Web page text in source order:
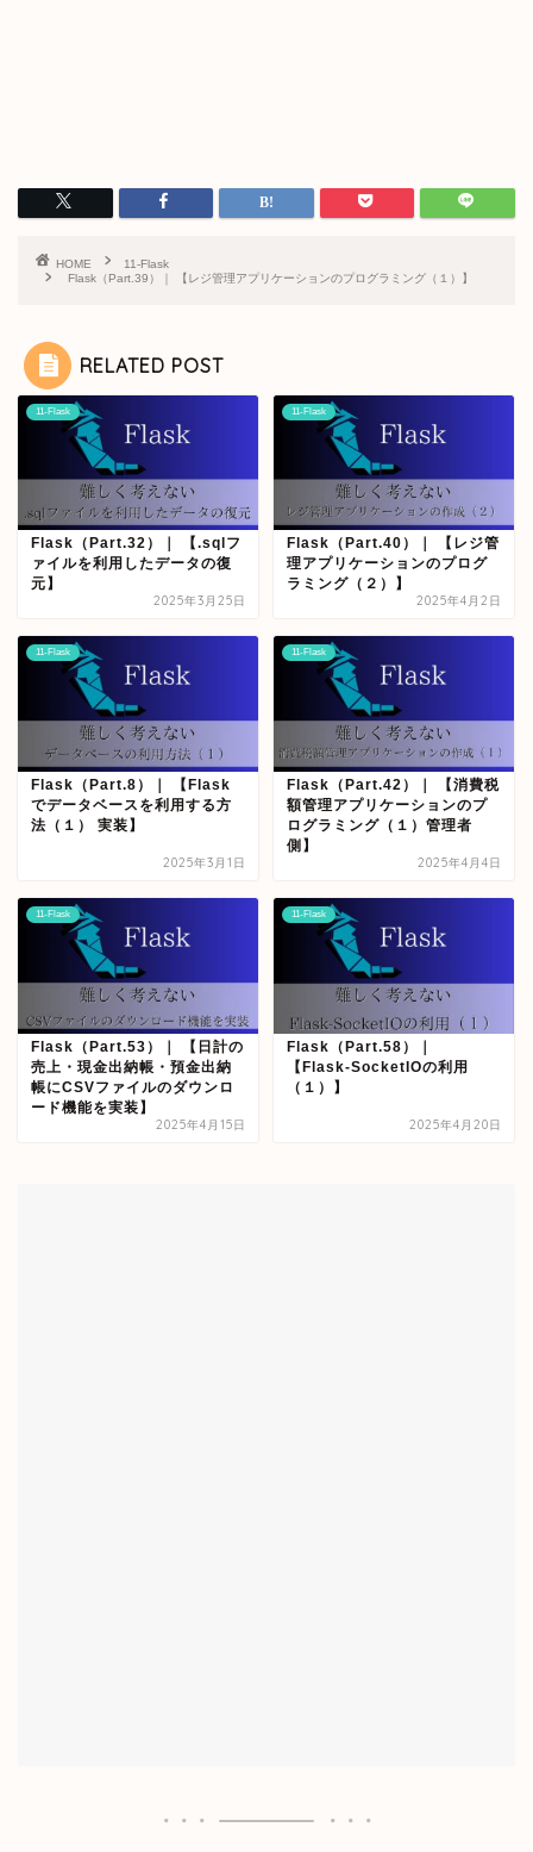
HOME
11-Flask
Flask（Part.39）｜ 【レジ管理アプリケーションのプログラミング（１）】
RELATED POST
11-Flask
Flask（Part.32）｜ 【.sqlフ
ァイルを利用したデータの復
元】
2025年3月25日
11-Flask
Flask（Part.40）｜ 【レジ管
理アプリケーションのプログ
ラミング（２）】
2025年4月2日
11-Flask
Flask（Part.8）｜ 【Flask
でデータベースを利用する方
法（１） 実装】
2025年3月1日
11-Flask
Flask（Part.42）｜ 【消費税
額管理アプリケーションのプ
ログラミング（１）管理者
側】
2025年4月4日
11-Flask
Flask（Part.53）｜ 【日計の
売上・現金出納帳・預金出納
帳にCSVファイルのダウンロ
ード機能を実装】
2025年4月15日
11-Flask
Flask（Part.58）｜
【Flask-SocketIOの利用
（１）】
2025年4月20日